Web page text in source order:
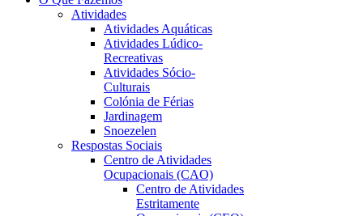
Atividades
Atividades Aquáticas
Atividades Lúdico-
Recreativas
Atividades Sócio-
Culturais
Colónia de Férias
Jardinagem
Snoezelen
Respostas Sociais
Centro de Atividades
Ocupacionais (CAO)
Centro de Atividades
Estritamente